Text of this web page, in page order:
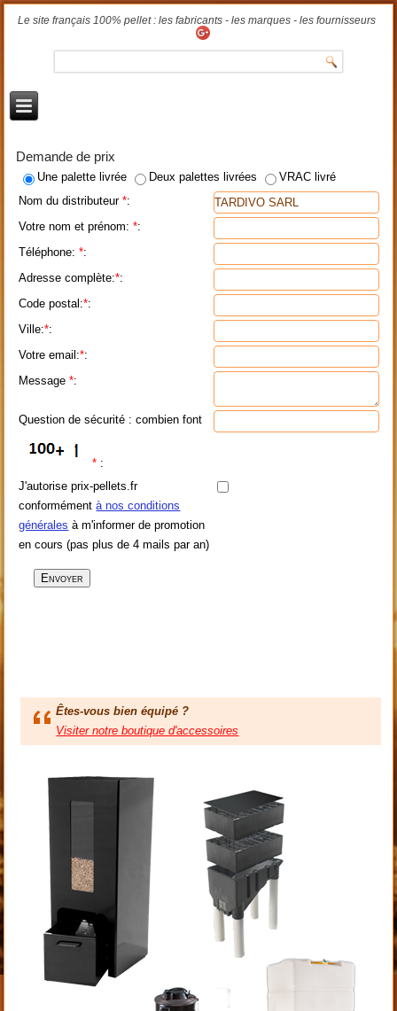
Le site français 100% pellet : les fabricants - les marques - les fournisseurs
Demande de prix
Une palette livrée Deux palettes livrées
VRAC livré
Nom du distributeur*:
Votre nom et prénom:*:
Téléphone:*:
Adresse complète:*:
Code postal:*:
Ville:*:
Votre email:*:
Message*:
Question de sécurité : combien font
* :
J'autorise prix-pellets.fr
conformémentà nos conditions
générales à m'informer de promotion
en cours (pas plus de 4 mails par an)
Êtes-vous bien équipé ?